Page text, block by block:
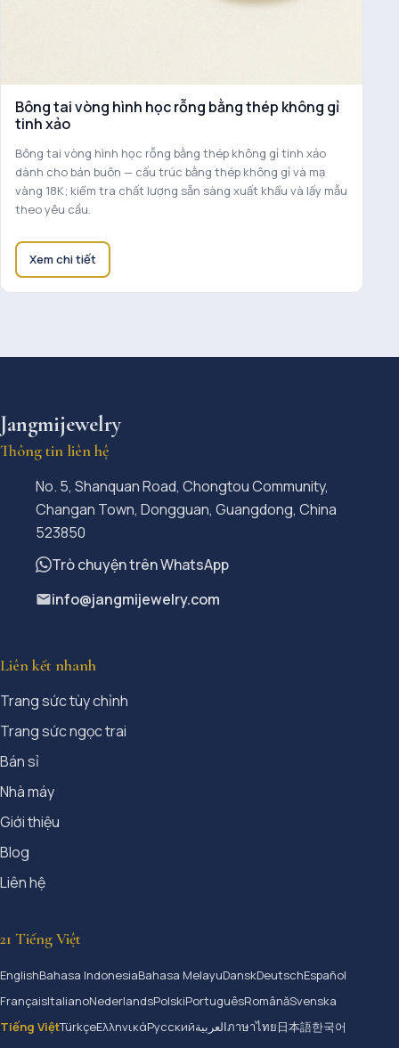
Bông tai vòng hình học rỗng bằng thép không gỉ
tinh xảo
Bông tai vòng hình học rỗng bằng thép không gỉ tinh xảo
dành cho bán buôn — cấu trúc bằng thép không gỉ và mạ
vàng 18K; kiểm tra chất lượng sẵn sàng xuất khẩu và lấy mẫu
theo yêu cầu.
Xem chi tiết
Jangmijewelry
Thông tin liên hệ
No. 5, Shanquan Road, Chongtou Community,
Changan Town, Dongguan, Guangdong, China
523850
Trò chuyện trên WhatsApp
info@jangmijewelry.com
Liên kết nhanh
Trang sức tùy chỉnh
Trang sức ngọc trai
Bán sỉ
Nhà máy
Giới thiệu
Blog
Liên hệ
21 Tiếng Việt
EnglishBahasa IndonesiaBahasa MelayuDanskDeutschEspañol
FrançaisItalianoNederlandsPolskiPortuguêsRomânăSvenska
Tiếng ViệtTürkçeΕλληνικάРусскийالعربيةภาษาไทย日本語한국어